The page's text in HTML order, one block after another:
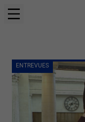
ENTREVUES